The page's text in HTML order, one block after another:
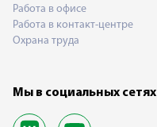
Работа в офисе
Работа в контакт-центре
Охрана труда
Мы в социальных сетях